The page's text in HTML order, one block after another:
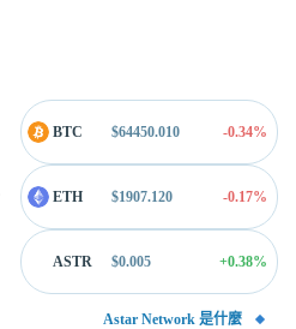
BTC $64450.010 -0.34%
ETH $1907.120 -0.17%
ASTR $0.005 +0.38%
Astar Network 是什麼